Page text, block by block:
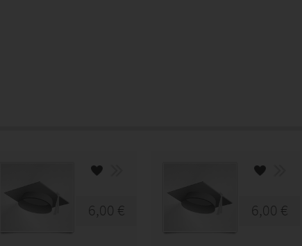
6,00 € 6,00 €